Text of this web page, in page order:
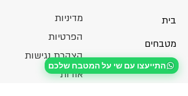
מדיניות
הפרטיות
הצהרת נגישות
אודות
בית
מטבחים
גלריה
התייעצו עם שי על המטבח שלכם